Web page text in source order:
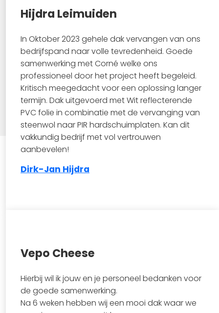
Hijdra Leimuiden
In Oktober 2023 gehele dak vervangen van ons
bedrijfspand naar volle tevredenheid. Goede
samenwerking met Corné welke ons
professioneel door het project heeft begeleid.
Kritisch meegedacht voor een oplossing langer
termijn. Dak uitgevoerd met Wit reflecterende
PVC folie in combinatie met de vervanging van
steenwol naar PIR hardschuimplaten. Kan dit
vakkundig bedrijf met vol vertrouwen
aanbevelen!
Dirk-Jan Hijdra
Vepo Cheese
Hierbij wil ik jouw en je personeel bedanken voor
de goede samenwerking.
Na 6 weken hebben wij een mooi dak waar we